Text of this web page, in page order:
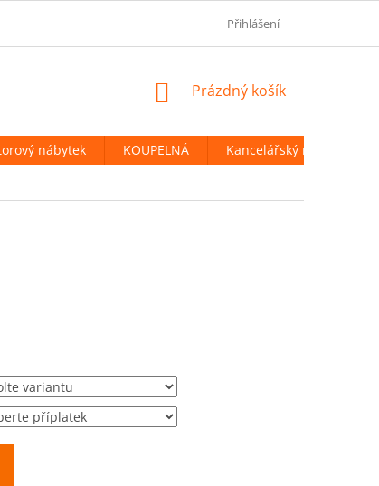
PODMÍNKY OCHRANY OSOBNÍCH
Přihlášení
NÁKUPNÍ
Prázdný košík
nábytek KOUPELNÁ
Kancelářský nábytek